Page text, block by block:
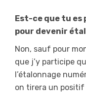
Est-ce que tu es
pour devenir
Non, sauf pour
que j’y participe
l’étalonnage
on tirera un positif